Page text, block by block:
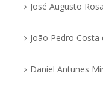
José Augusto
João Pedro
Daniel Antunes